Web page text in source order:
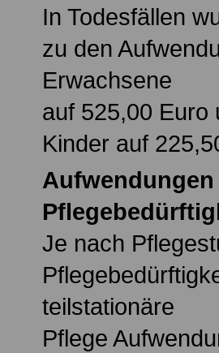
In Todesfällen
zu den
Erwachsene
auf 525,00 Euro
Kinder auf
Je nach
teilstationäre
Pflege